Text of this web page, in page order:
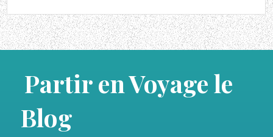
Partir en Voyage le
Blog